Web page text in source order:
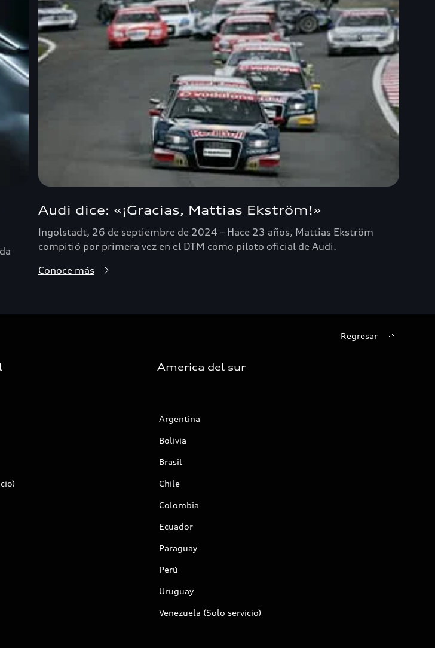
Audi dice: «¡Gracias, Mattias Ekström!»
Ingolstadt, 26 de septiembre de 2024 – Hace 23 años, Mattias Ekström
compitió por primera vez en el DTM como piloto oficial de Audi.
Conoce más
Regresar
America del sur
Argentina
Bolivia
Brasil
Chile
Colombia
Ecuador
Paraguay
Perú
Uruguay
Venezuela (Solo servicio)